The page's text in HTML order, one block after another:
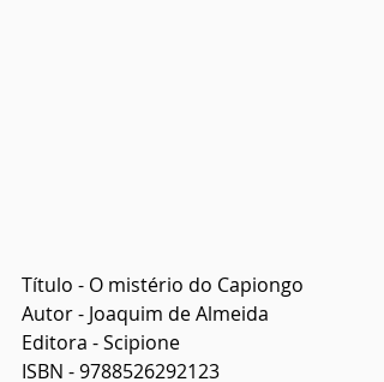
Título - O mistério do Capiongo
Autor - Joaquim de Almeida
Editora - Scipione
ISBN - 9788526292123